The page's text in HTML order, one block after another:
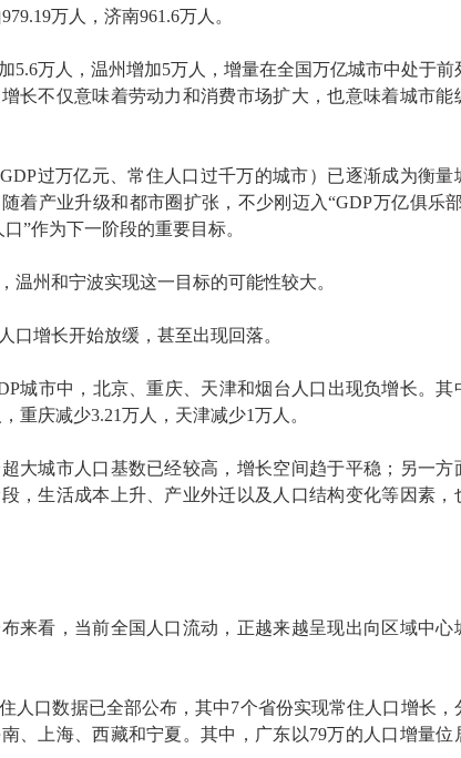
万人，济南961.6万人。
5.6万人，温州增加5万人，增量在全国万亿城市中处于前
长不仅意味着劳动力和消费市场扩大，也意味着城市能
过万亿元、常住人口过千万的城市）已逐渐成为衡量
着产业升级和都市圈扩张，不少刚迈入“GDP万亿俱乐
”作为下一阶段的重要目标。
温州和宁波实现这一目标的可能性较大。
口增长开始放缓，甚至出现回落。
城市中，北京、重庆、天津和烟台人口出现负增长。其
重庆减少3.21万人，天津减少1万人。
大城市人口基数已经较高，增长空间趋于平稳；另一方
，生活成本上升、产业外迁以及人口结构变化等因素，
来看，当前全国人口流动，正越来越呈现出向区域中心
人口数据已全部公布，其中7个省份实现常住人口增长，
、上海、西藏和宁夏。其中，广东以79万的人口增量位